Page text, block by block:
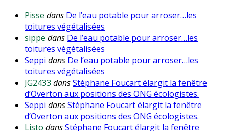
Pisse dans De l’eau potable pour arroser…les
toitures végétalisées
sippe dans De l’eau potable pour arroser…les
toitures végétalisées
Seppi dans De l’eau potable pour arroser…les
toitures végétalisées
JG2433 dansStéphane Foucart élargit la fenêtre
d’Overton aux positions des ONG écologistes.
Seppi dansStéphane Foucart élargit la fenêtre
d’Overton aux positions des ONG écologistes.
Listo dansStéphane Foucart élargit la fenêtre